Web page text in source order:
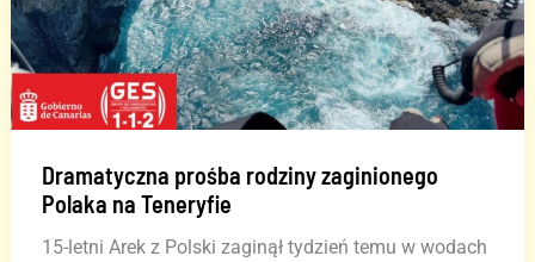
Dramatyczna prośba rodziny zaginionego
Polaka na Teneryfie
15-letni Arek z Polski zaginął tydzień temu w wodach